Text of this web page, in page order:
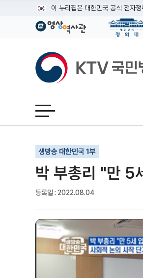
이 누리집은 대한민국 공식 전자
공식 누리집 주소 확인하기
이밖에 or.kr 또는 .kr등 다른 도메
운영중인 공식 누리집보기
KTV국민방송
전체메뉴 열기
생방송 대한민국 1부
박 부총리 "만 5
등록일 : 2022.08.04
기사인쇄
글자확대
글자축소